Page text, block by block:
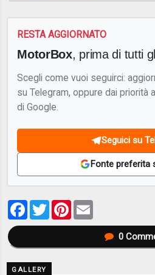
RESTA AGGIORNATO
MotorBox, prima di tutti
Scegli come vuoi seguirci:
su Telegram, oppure dai priorità
di Google.
Seguici su
Fonte preferita
Facebook
TwitterPinterest
0
GALLERY